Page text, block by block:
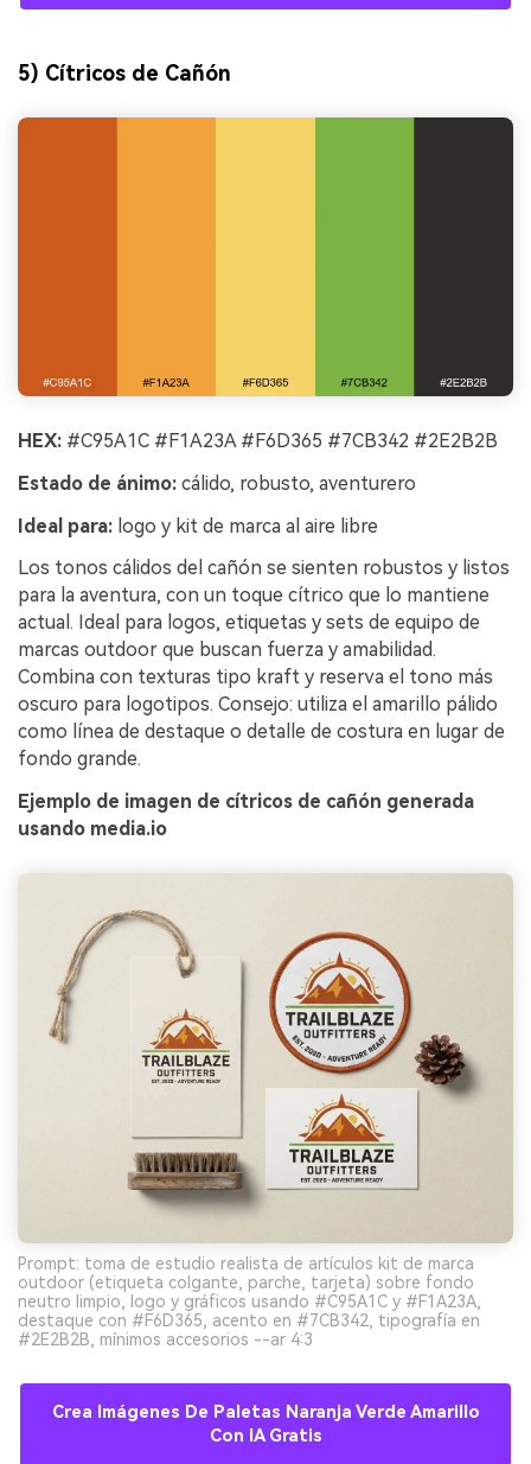
5) Cítricos de Cañón
HEX: #C95A1C #F1A23A #F6D365 #7CB342 #2E2B2B
Estado de ánimo: cálido, robusto, aventurero
Ideal para: logo y kit de marca al aire libre
Los tonos cálidos del cañón se sienten robustos y listos
para la aventura, con un toque cítrico que lo mantiene
actual. Ideal para logos, etiquetas y sets de equipo de
marcas outdoor que buscan fuerza y amabilidad.
Combina con texturas tipo kraft y reserva el tono más
oscuro para logotipos. Consejo: utiliza el amarillo pálido
como línea de destaque o detalle de costura en lugar de
fondo grande.
Ejemplo de imagen de cítricos de cañón generada
usando media.io
Prompt: toma de estudio realista de artículos kit de marca
outdoor (etiqueta colgante, parche, tarjeta) sobre fondo
neutro limpio, logo y gráficos usando #C95A1C y #F1A23A,
destaque con #F6D365, acento en #7CB342, tipografía en
#2E2B2B, mínimos accesorios --ar 4:3
Crea Imágenes De Paletas Naranja Verde Amarillo
Con IA Gratis